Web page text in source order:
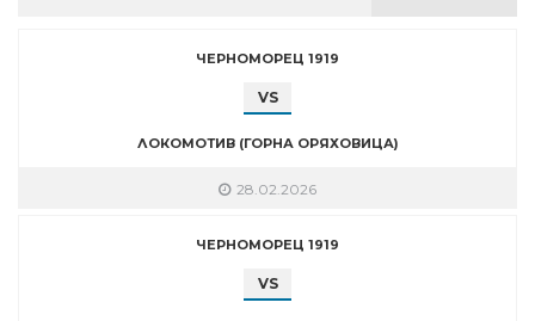
ЧЕРНОМОРЕЦ 1919
VS
ЛОКОМОТИВ (ГОРНА ОРЯХОВИЦА)
28.02.2026
ЧЕРНОМОРЕЦ 1919
VS